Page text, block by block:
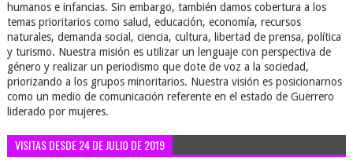
humanos e infancias. Sin embargo, también damos cobertura a los
temas prioritarios como salud, educación, economía, recursos
naturales, demanda social, ciencia, cultura, libertad de prensa, política
y turismo. Nuestra misión es utilizar un lenguaje con perspectiva de
género y realizar un periodismo que dote de voz a la sociedad,
priorizando a los grupos minoritarios. Nuestra visión es posicionarnos
como un medio de comunicación referente en el estado de Guerrero
liderado por mujeres.
VISITAS DESDE 24 DE JULIO DE 2019